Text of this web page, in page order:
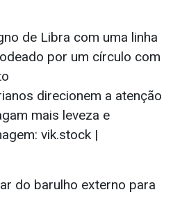
direcionem a atenção
mais leveza e
vik.stock |
do barulho externo para